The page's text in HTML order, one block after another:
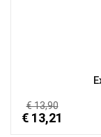
€ 13,90
€ 13,21